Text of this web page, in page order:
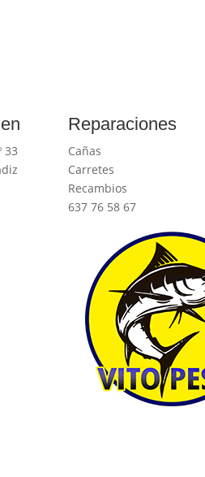
33
Reparaciones
Cañas
Carretes
Recambios
637 76 58 67